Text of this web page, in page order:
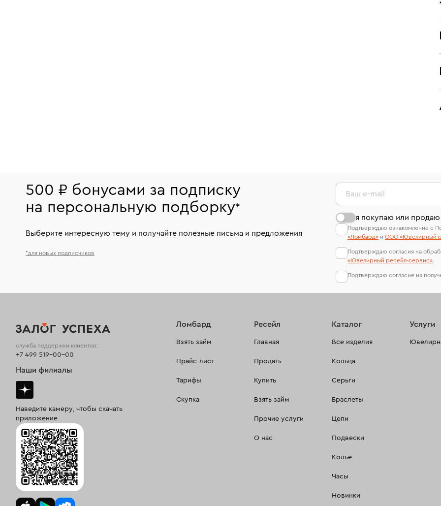
500 ₽ бонусами за подписку
на персональную подборку*
Выберите интересную тему и получайте полезные письма и предложения
*для новых подписчиков
Ваш e-mail
я покупаю или
Подтверждаю ознакомление с
«Ломбард» и ООО «Ювелирный
Подтверждаю согласия на
«Ювелирный ресейл-сервиc».
Подтверждаю согласие на
Ломбард
Взять займ
Прайс-лист
Тарифы
Скупка
Ресейл
Главная
Продать
Купить
Взять займ
Прочие услуги
О нас
Каталог
Все изделия
Кольца
Серьги
Браслеты
Цепи
Подвески
Колье
Часы
Новинки
Услуги
служба поддержки клиентов:
+7 499 519-00-00
Наши филиалы
Наведите камеру, чтобы скачать
приложение